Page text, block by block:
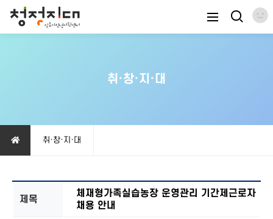
취·창·지·대
취·창·지·대
제목
체재형가족실습농장 운영관리 기간제근로자
채용 안내